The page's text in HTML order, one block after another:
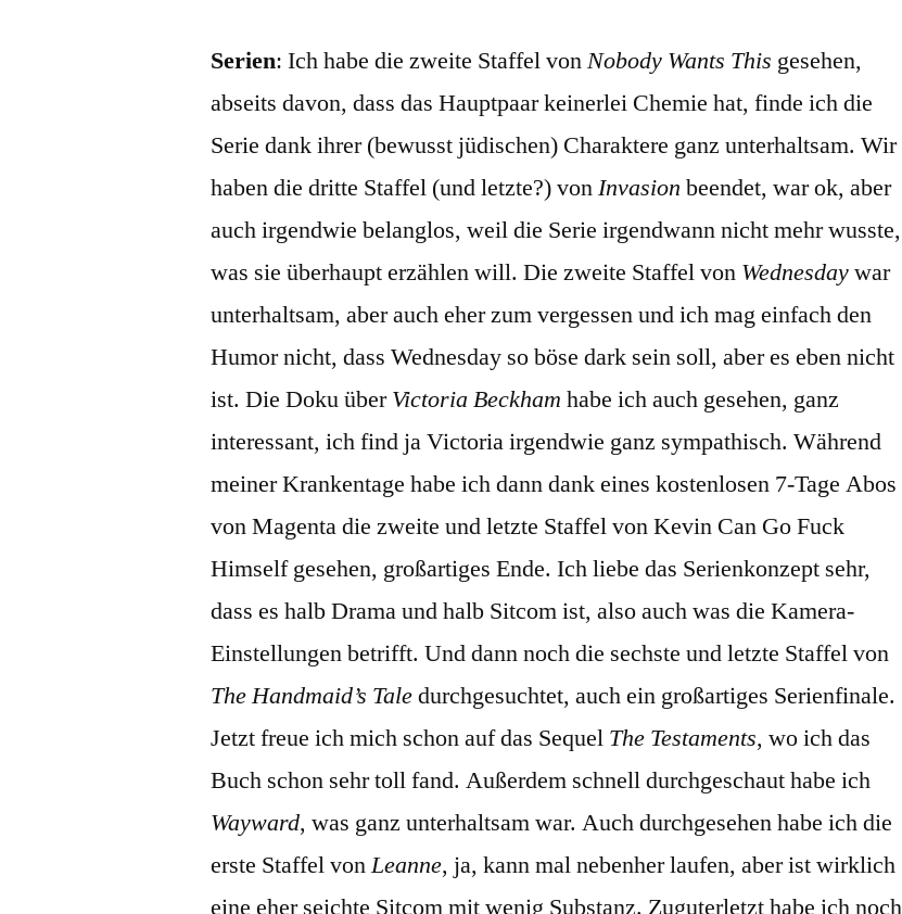
Serien: Ich habe die zweite Staffel vonNobody Wants This gesehen,
abseits davon, dass das Hauptpaar keinerlei Chemie hat, finde ich die
Serie dank ihrer (bewusst jüdischen) Charaktere ganz unterhaltsam. Wir
haben die dritte Staffel (und letzte?) vonInvasionbeendet, war ok, aber
auch irgendwie belanglos, weil die Serie irgendwann nicht mehr wusste,
was sie überhaupt erzählen will. Die zweite Staffel von Wednesdaywar
unterhaltsam, aber auch eher zum vergessen und ich mag einfach den
Humor nicht, dass Wednesday so böse dark sein soll, aber es eben nicht
ist. Die Doku überVictoria Beckham habe ich auch gesehen, ganz
interessant, ich find ja Victoria irgendwie ganz sympathisch. Während
meiner Krankentage habe ich dann dank eines kostenlosen 7-Tage Abos
von Magenta die zweite und letzte Staffel von Kevin Can Go Fuck
Himself gesehen, großartiges Ende. Ich liebe das Serienkonzept sehr,
dass es halb Drama und halb Sitcom ist, also auch was die Kamera-
Einstellungen betrifft. Und dann noch die sechste und letzte Staffel von
The Handmaid’s Taledurchgesuchtet, auch ein großartiges Serienfinale.
Jetzt freue ich mich schon auf das Sequel The Testaments, wo ich das
Buch schon sehr toll fand. Außerdem schnell durchgeschaut habe ich
Wayward, was ganz unterhaltsam war. Auch durchgesehen habe ich die
erste Staffel vonLeanne, ja, kann mal nebenher laufen, aber ist wirklich
eine eher seichte Sitcom mit wenig Substanz. Zuguterletzt habe ich noch